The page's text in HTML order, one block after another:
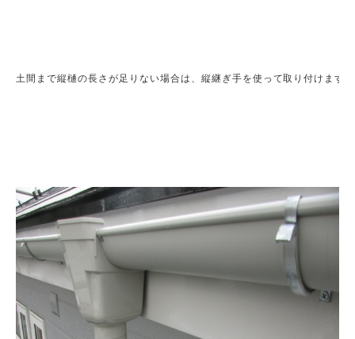
土間まで縦樋の長さが足りない場合は、縦継ぎ手を使って取り付けます。